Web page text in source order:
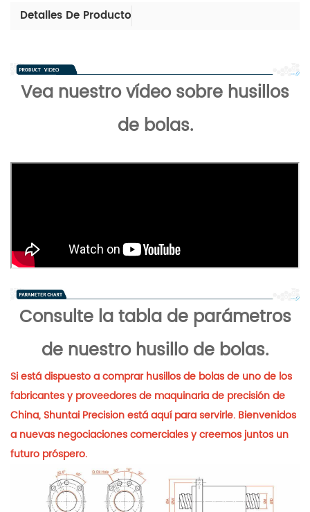
Detalles De Producto
Vea nuestro vídeo sobre husillos
de bolas.
Consulte la tabla de parámetros
de nuestro husillo de bolas.
Si está dispuesto a comprar husillos de bolas de uno de los
fabricantes y proveedores de maquinaria de precisión de
China, Shuntai Precision está aquí para servirle. Bienvenidos
a nuevas negociaciones comerciales y creemos juntos un
futuro próspero.